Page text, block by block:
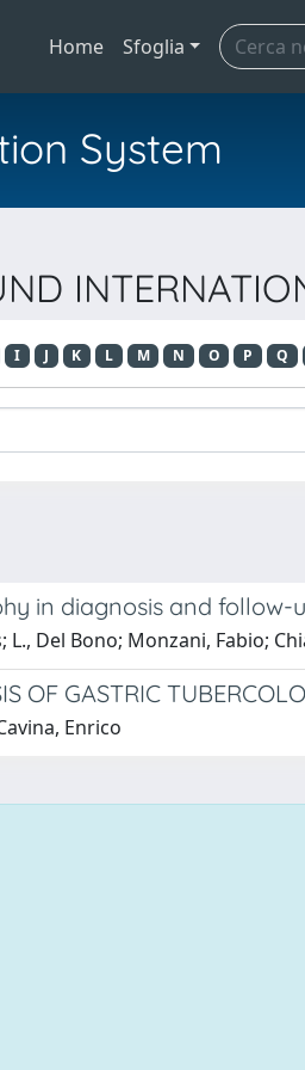
Home Sfoglia
System
I J K L M N O P Q
in diagnosis and follow-
L., Del Bono; Monzani, Fabio;
OF GASTRIC
Enrico